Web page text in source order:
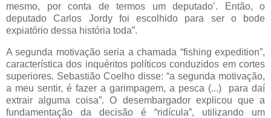
mesmo, por conta de termos um deputado’. Então, o
deputado Carlos Jordy foi escolhido para ser o bode
expiatório dessa história toda”.
A segunda motivação seria a chamada “fishing expedition”,
característica dos inquéritos políticos conduzidos em cortes
superiores. Sebastião Coelho disse: “a segunda motivação,
a meu sentir, é fazer a garimpagem, a pesca (...) para daí
extrair alguma coisa”. O desembargador explicou que a
fundamentação da decisão é “ridícula”, utilizando um